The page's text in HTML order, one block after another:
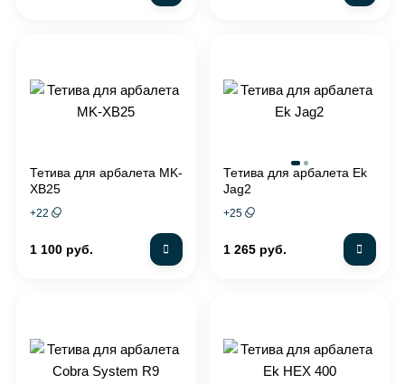
Тетива для арбалета MK-
XB25
+22
1 100 руб.
Тетива для арбалета Ek
Jag2
+25
1 265 руб.